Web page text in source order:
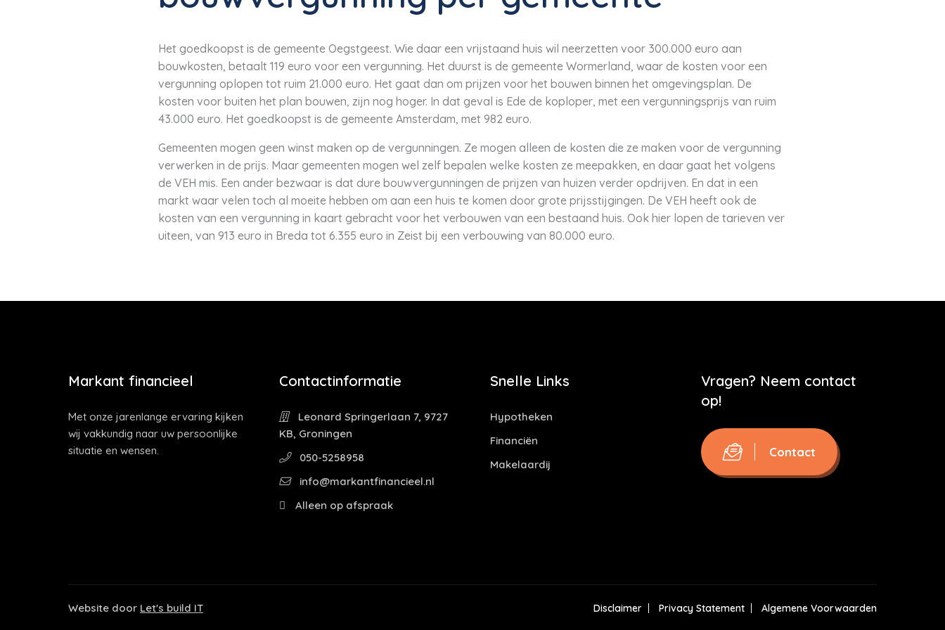
Het goedkoopst is de gemeente Oegstgeest. Wie daar een vrijstaand huis wil neerzetten voor 300.000 euro aan
bouwkosten, betaalt 119 euro voor een vergunning. Het duurst is de gemeente Wormerland, waar de kosten voor een
vergunning oplopen tot ruim 21.000 euro. Het gaat dan om prijzen voor het bouwen binnen het omgevingsplan. De
kosten voor buiten het plan bouwen, zijn nog hoger. In dat geval is Ede de koploper, met een vergunningsprijs van ruim
43.000 euro. Het goedkoopst is de gemeente Amsterdam, met 982 euro.
Gemeenten mogen geen winst maken op de vergunningen. Ze mogen alleen de kosten die ze maken voor de vergunning
verwerken in de prijs. Maar gemeenten mogen wel zelf bepalen welke kosten ze meepakken, en daar gaat het volgens
de VEH mis. Een ander bezwaar is dat dure bouwvergunningen de prijzen van huizen verder opdrijven. En dat in een
markt waar velen toch al moeite hebben om aan een huis te komen door grote prijsstijgingen. De VEH heeft ook de
kosten van een vergunning in kaart gebracht voor het verbouwen van een bestaand huis. Ook hier lopen de tarieven ver
uiteen, van 913 euro in Breda tot 6.355 euro in Zeist bij een verbouwing van 80.000 euro.
Markant financieel
Met onze jarenlange ervaring kijken
wij vakkundig naar uw persoonlijke
situatie en wensen.
Contactinformatie
Leonard Springerlaan 7, 9727
KB, Groningen
050-5258958
info@markantfinancieel.nl
Alleen op afspraak
Snelle Links
Hypotheken
Financiën
Makelaardij
Vragen? Neem contact
op!
Contact
Website door Let's build IT Disclaimer Privacy Statement Algemene Voorwaarden